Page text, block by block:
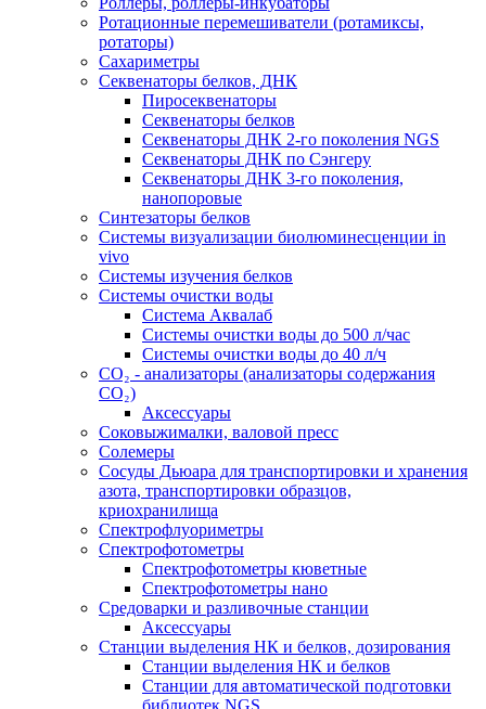
Ротационные перемешиватели (ротамиксы,
ротаторы)
Сахариметры
Секвенаторы белков, ДНК
Пиросеквенаторы
Секвенаторы белков
Секвенаторы ДНК 2-го поколения NGS
Секвенаторы ДНК по Сэнгеру
Секвенаторы ДНК 3-го поколения,
нанопоровые
Синтезаторы белков
Системы визуализации биолюминесценции in
vivo
Системы изучения белков
Системы очистки воды
Система Аквалаб
Системы очистки воды до 500 л/час
Системы очистки воды до 40 л/ч
СО₂ - анализаторы (анализаторы содержания
СО₂)
Аксессуары
Соковыжималки, валовой пресс
Солемеры
Сосуды Дьюара для транспортировки и хранения
азота, транспортировки образцов,
криохранилища
Спектрофлуориметры
Спектрофотометры
Спектрофотометры кюветные
Спектрофотометры нано
Средоварки и разливочные станции
Аксессуары
Станции выделения НК и белков, дозирования
Станции выделения НК и белков
Станции для автоматической подготовки
библиотек NGS